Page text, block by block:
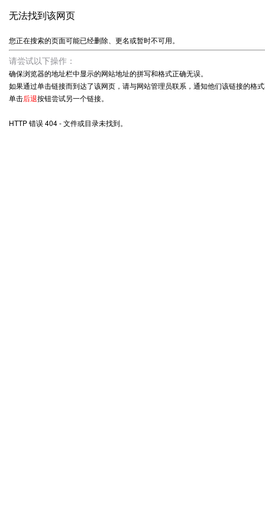
无法找到该网页
您正在搜索的页面可能已经删除、更名或暂时不可用。
请尝试以下操作：
确保浏览器的地址栏中显示的网站地址的拼写和格式正确无误。
如果通过单击链接而到达了该网页，请与网站管理员联系，通知他们该链接的格
单击后退按钮尝试另一个链接。
HTTP 错误 404 - 文件或目录未找到。